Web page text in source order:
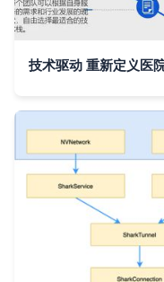
技术驱动 重新定义医